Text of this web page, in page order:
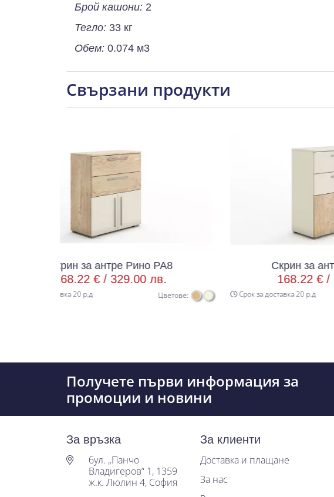
Брой кашони:2
Тегло:33 кг
Обем:0.074 м3
Свързани продукти
за антре Рино РА8
329.00 лв.
Цветове:
Скрин за антре Рино РБ8
329.00 лв.
Срок за доставка 20 р.д Цветове:
Получете първи информация за
промоции и новини
За връзка
бул. „Панчо
Владигеров“ 1, 1359
ж.к. Люлин 4, София
За клиенти
Доставка и плащане
За нас